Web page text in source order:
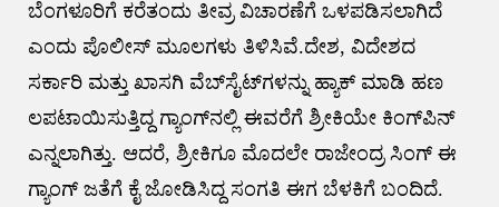
ಬೆಂಗಳೂರಿಗೆ ಕರೆತಂದು ತೀವ್ರ ವಿಚಾರಣೆಗೆ ಒಳಪಡಿಸಲಾಗಿದೆ
ಎಂದು ಪೊಲೀಸ್ ಮೂಲಗಳು ತಿಳಿಸಿವೆ.ದೇಶ, ವಿದೇಶದ
ಸರ್ಕಾರಿ ಮತ್ತು ಖಾಸಗಿ ವೆಬ್​ಸೈಟ್​ಗಳನ್ನು ಹ್ಯಾಕ್ ಮಾಡಿ ಹಣ
ಲಪಟಾಯಿಸುತ್ತಿದ್ದ ಗ್ಯಾಂಗ್​ನಲ್ಲಿ ಈವರೆಗೆ ಶ್ರೀಕಿಯೇ ಕಿಂಗ್​ಪಿನ್
ಎನ್ನಲಾಗಿತ್ತು. ಆದರೆ, ಶ್ರೀಕಿಗೂ ಮೊದಲೇ ರಾಜೇಂದ್ರ ಸಿಂಗ್ ಈ
ಗ್ಯಾಂಗ್ ಜತೆಗೆ ಕೈ ಜೋಡಿಸಿದ್ದ ಸಂಗತಿ ಈಗ ಬೆಳಕಿಗೆ ಬಂದಿದೆ.